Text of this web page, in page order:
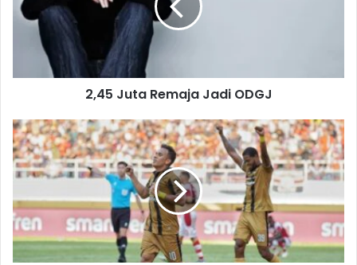
ODGJ
2,45 Juta Remaja Jadi ODGJ
Egy
Menggila,
Dua
Gol
Lima
Menit